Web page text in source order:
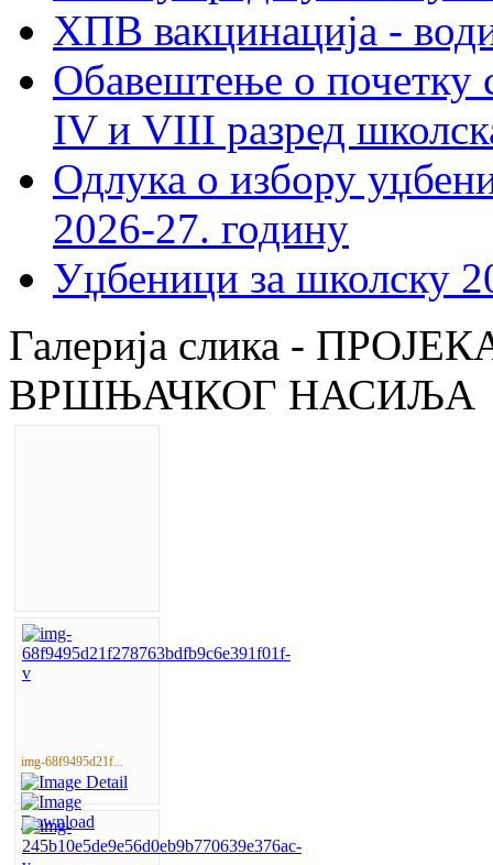
ХПВ вакцинација -
Обавештење о почетку
IV и VIII разред
Одлука о избору
2026-27. годину
Уџбеници за школску
Галерија слика -
ВРШЊАЧКОГ НАСИЉА
img-68f9495d21f...